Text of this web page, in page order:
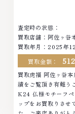
時間: 10:00～19:00
無休
査定時の状態：
買取店舗：阿佐ヶ谷
買取年月：2025年
買取金額：
買取虎福 阿佐ヶ谷
績をご覧頂き有難う
K24 仏様モチーフペ
ップをお買取りさせ